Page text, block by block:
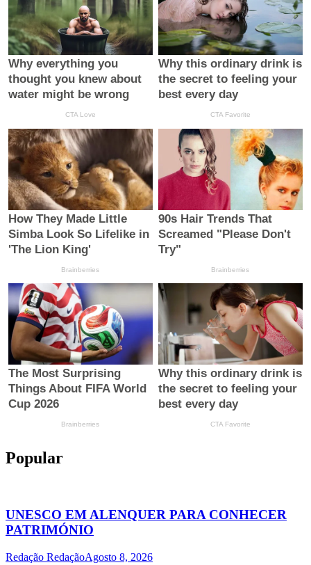
Popular
UNESCO EM ALENQUER PARA CONHECER
PATRIMÓNIO
Redação RedaçãoAgosto 8, 2026